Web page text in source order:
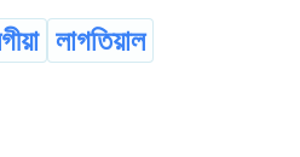
লাগতিয়াল